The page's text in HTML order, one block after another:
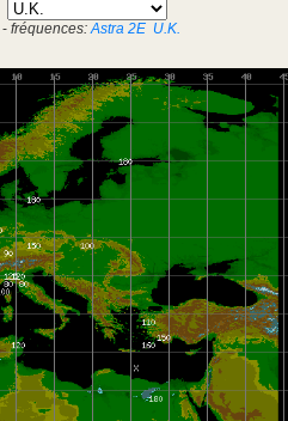
- fréquences:Astra 2E U.K.